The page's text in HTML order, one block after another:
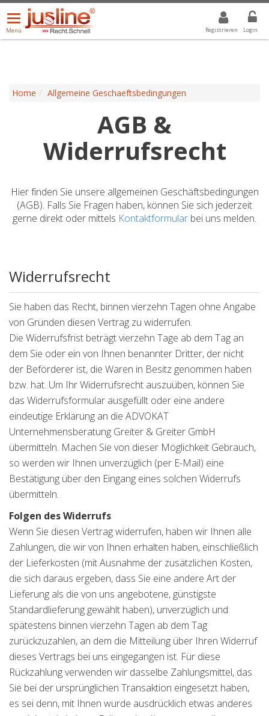
Registrieren Login
Menü
öffnen/schließen
Menü
ALLE DROPDOWN: GEWÄHLTER WERT IST ALLE
Home Allgemeine Geschaeftsbedingungen
AGB &
Widerrufsrecht
Hier finden Sie unsere allgemeinen Geschäftsbedingungen
(AGB). Falls Sie Fragen haben, können Sie sich jederzeit
gerne direkt oder mittels Kontaktformular bei uns melden.
Widerrufsrecht
Sie haben das Recht, binnen vierzehn Tagen ohne Angabe
von Gründen diesen Vertrag zu widerrufen.
Die Widerrufsfrist beträgt vierzehn Tage ab dem Tag an
dem Sie oder ein von Ihnen benannter Dritter, der nicht
der Beförderer ist, die Waren in Besitz genommen haben
bzw. hat. Um Ihr Widerrufsrecht auszuüben, können Sie
das Widerrufsformular ausgefüllt oder eine andere
eindeutige Erklärung an die ADVOKAT
Unternehmensberatung Greiter & Greiter GmbH
übermitteln. Machen Sie von dieser Möglichkeit Gebrauch,
so werden wir Ihnen unverzüglich (per E-Mail) eine
Bestätigung über den Eingang eines solchen Widerrufs
übermitteln.
Folgen des Widerrufs
Wenn Sie diesen Vertrag widerrufen, haben wir Ihnen alle
Zahlungen, die wir von Ihnen erhalten haben, einschließlich
der Lieferkosten (mit Ausnahme der zusätzlichen Kosten,
die sich daraus ergeben, dass Sie eine andere Art der
Lieferung als die von uns angebotene, günstigste
Standardlieferung gewählt haben), unverzüglich und
spätestens binnen vierzehn Tagen ab dem Tag
zurückzuzahlen, an dem die Mitteilung über Ihren Widerruf
dieses Vertrags bei uns eingegangen ist. Für diese
Rückzahlung verwenden wir dasselbe Zahlungsmittel, das
Sie bei der ursprünglichen Transaktion eingesetzt haben,
es sei denn, mit Ihnen wurde ausdrücklich etwas anderes